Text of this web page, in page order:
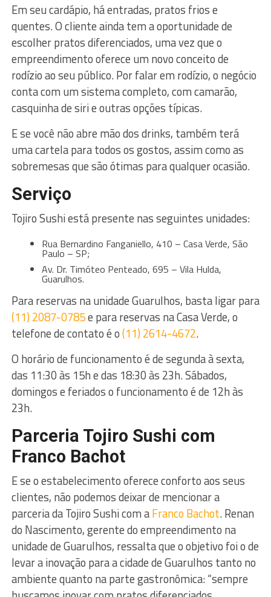
Em seu cardápio, há entradas, pratos frios e
quentes. O cliente ainda tem a oportunidade de
escolher pratos diferenciados, uma vez que o
empreendimento oferece um novo conceito de
rodízio ao seu público. Por falar em rodízio, o negócio
conta com um sistema completo, com camarão,
casquinha de siri e outras opções típicas.
E se você não abre mão dos drinks, também terá
uma cartela para todos os gostos, assim como as
sobremesas que são ótimas para qualquer ocasião.
Serviço
Tojiro Sushi está presente nas seguintes unidades:
Rua Bernardino Fanganiello, 410 – Casa Verde, São
Paulo – SP;
Av. Dr. Timóteo Penteado, 695 – Vila Hulda,
Guarulhos.
Para reservas na unidade Guarulhos, basta ligar para
(11) 2087-0785e para reservas na Casa Verde, o
telefone de contato é o(11) 2614-4672.
O horário de funcionamento é de segunda à sexta,
das 11:30 às 15h e das 18:30 às 23h. Sábados,
domingos e feriados o funcionamento é de 12h às
23h.
Parceria Tojiro Sushi com
Franco Bachot
E se o estabelecimento oferece conforto aos seus
clientes, não podemos deixar de mencionar a
parceria da Tojiro Sushi com aFranco Bachot. Renan
do Nascimento, gerente do empreendimento na
unidade de Guarulhos, ressalta que o objetivo foi o de
levar a inovação para a cidade de Guarulhos tanto no
ambiente quanto na parte gastronômica: “sempre